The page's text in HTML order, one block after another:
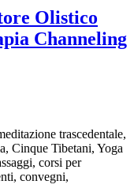
Olistico
Channeling
trascedentale,
Cinque Tibetani, Yoga
corsi per
convegni,